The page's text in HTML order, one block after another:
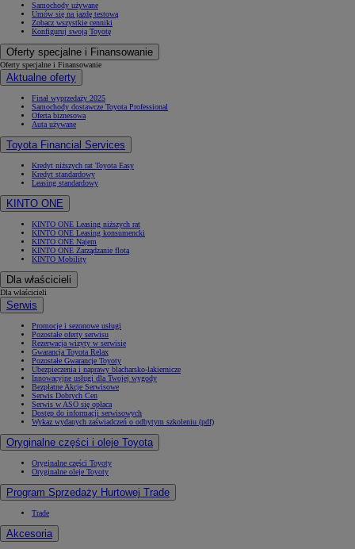
Samochody używane
Umów się na jazdę testową
Zobacz wszystkie cenniki
Konfiguruj swoją Toyotę
Oferty specjalne i Finansowanie
Oferty specjalne i Finansowanie
Aktualne oferty
Finał wyprzedaży 2025
Samochody dostawcze Toyota Professional
Oferta biznesowa
Auta używane
Toyota Financial Services
Kredyt niższych rat Toyota Easy
Kredyt standardowy
Leasing standardowy
KINTO ONE
KINTO ONE Leasing niższych rat
KINTO ONE Leasing konsumencki
KINTO ONE Najem
KINTO ONE Zarządzanie flotą
KINTO Mobility
Dla właścicieli
Dla właścicieli
Serwis
Promocje i sezonowe usługi
Pozostałe oferty serwisu
Rezerwacja wizyty w serwisie
Gwarancja Toyota Relax
Pozostałe Gwarancje Toyoty
Ubezpieczenia i naprawy blacharsko-lakiernicze
Innowacyjne usługi dla Twojej wygody
Bezpłatne Akcje Serwisowe
Serwis Dobrych Cen
Serwis w ASO się opłaca
Dostęp do informacji serwisowych
Wykaz wydanych zaświadczeń o odbytym szkoleniu (pdf)
Oryginalne części i oleje Toyota
Oryginalne części Toyoty
Oryginalne oleje Toyoty
Program Sprzedaży Hurtowej Trade
Trade
Akcesoria